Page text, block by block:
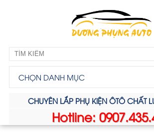
CHỌN DANH MỤC
CHUYÊN LẮP PHỤ KIỆN ÔTÔ CHẤT
Hotline: